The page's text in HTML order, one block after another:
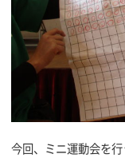
今回、ミニ運動会を